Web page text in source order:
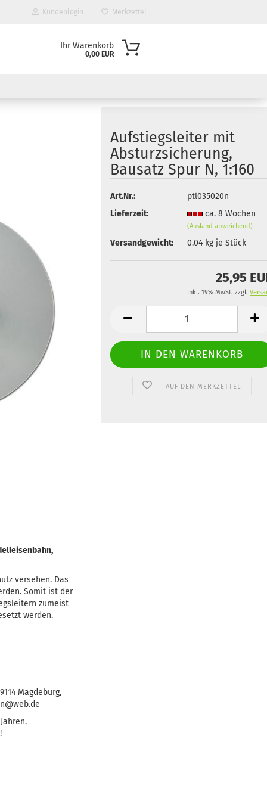
Kundenlogin Merkzettel
Ihr Warenkorb
0,00 EUR
Aufstiegsleiter mit
Absturzsicherung,
Bausatz Spur N, 1:160
Art.Nr.:
ptl035020n
Lieferzeit:
ca. 8 Wochen
(Ausland abweichend)
Versandgewicht: 0.04kg je Stück
25,95
inkl. 19% MwSt. zzgl.
AUF DEN MERKZETTEL
versehen. Das
Somit ist der
zumeist
werden.
Magdeburg,